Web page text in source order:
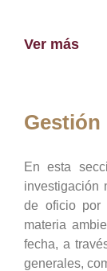
Ver más
Gestión
En esta
investigación
de oficio por
materia
fecha, a
generales,